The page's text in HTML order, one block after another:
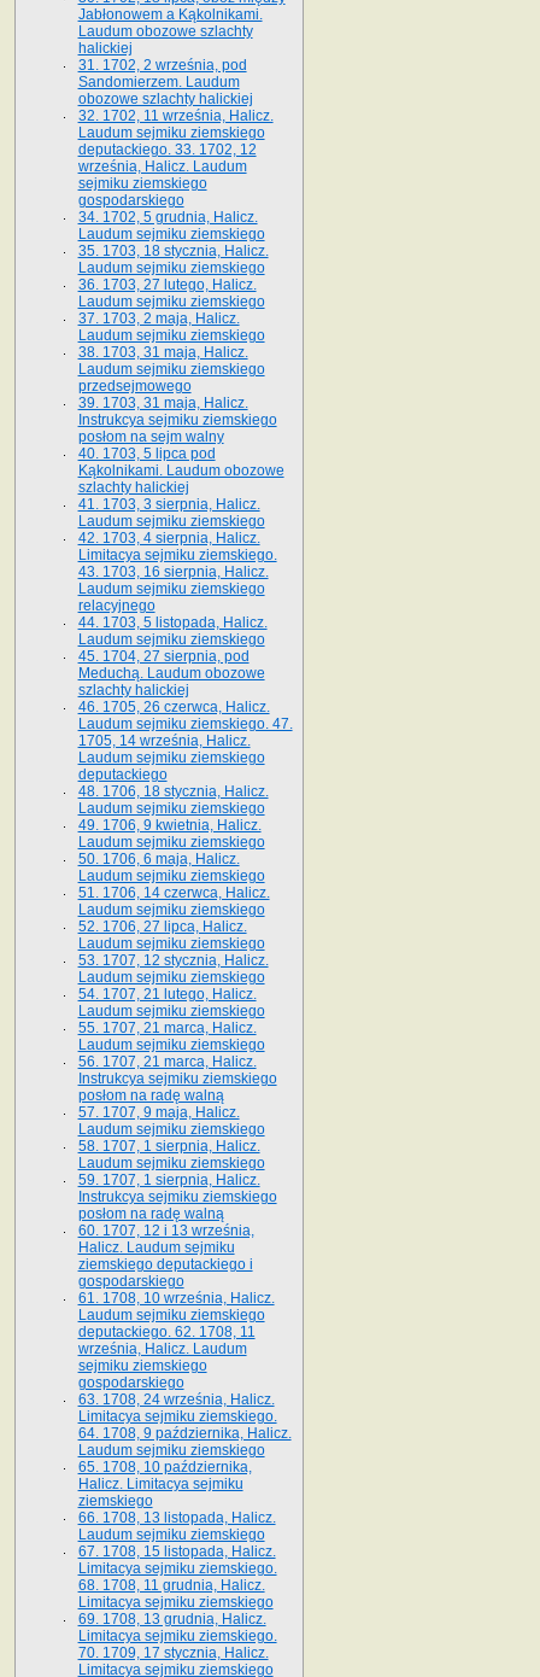
Jabłonowem a Kąkolnikami.
Laudum obozowe szlachty
halickiej
31. 1702, 2 września, pod
Sandomierzem. Laudum
obozowe szlachty halickiej
32. 1702, 11 września, Halicz.
Laudum sejmiku ziemskiego
deputackiego. 33. 1702, 12
września, Halicz. Laudum
sejmiku ziemskiego
gospodarskiego
34. 1702, 5 grudnia, Halicz.
Laudum sejmiku ziemskiego
35. 1703, 18 stycznia, Halicz.
Laudum sejmiku ziemskiego
36. 1703, 27 lutego, Halicz.
Laudum sejmiku ziemskiego
37. 1703, 2 maja, Halicz.
Laudum sejmiku ziemskiego
38. 1703, 31 maja, Halicz.
Laudum sejmiku ziemskiego
przedsejmowego
39. 1703, 31 maja, Halicz.
Instrukcya sejmiku ziemskiego
posłom na sejm walny
40. 1703, 5 lipca pod
Kąkolnikami. Laudum obozowe
szlachty halickiej
41­. 1703, 3 sierpnia, Halicz.
Laudum sejmiku ziemskiego
42. 1703, 4 sierpnia, Halicz.
Limitacya sejmiku ziemskiego.
43. 1703, 16 sierpnia, Halicz.
Laudum sejmiku ziemskiego
relacyjnego
44. 1703, 5 listopada, Halicz.
Laudum sejmiku ziemskiego
45. 1704, 27 sierpnia, pod
Meduchą. Laudum obozowe
szlachty halickiej
46. 1705, 26 czerwca, Halicz.
Laudum sejmiku ziemskiego. 47.
1705, 14 września, Halicz.
Laudum sejmiku ziemskiego
deputackiego
48. 1706, 18 stycznia, Halicz.
Laudum sejmiku ziemskiego
49. 1706, 9 kwietnia, Halicz.
Laudum sejmiku ziemskiego
50. 1706, 6 maja, Halicz.
Laudum sejmiku ziemskiego
51. 1706, 14 czerwca, Halicz.
Laudum sejmiku ziemskiego
52. 1706, 27 lipca, Halicz.
Laudum sejmiku ziemskiego
53. 1707, 12 stycznia, Halicz.
Laudum sejmiku ziemskiego
54. 1707, 21 lutego, Halicz.
Laudum sejmiku ziemskiego
55. 1707, 21 marca, Halicz.
Laudum sejmiku ziemskiego
56. 1707, 21 marca, Halicz.
Instrukcya sejmiku ziemskiego
posłom na radę walną
57. 1707, 9 maja, Halicz.
Laudum sejmiku ziemskiego
58. 1707, 1 sierpnia, Halicz.
Laudum sejmiku ziemskiego
59. 1707, 1 sierpnia, Halicz.
Instrukcya sejmiku ziemskiego
posłom na radę walną
60. 1707, 12 i 13 września,
Halicz. Laudum sejmiku
ziemskiego deputackiego i
gospodarskiego
61. 1708, 10 września, Halicz.
Laudum sejmiku ziemskiego
deputackiego. 62. 1708, 11
września, Halicz. Laudum
sejmiku ziemskiego
gospodarskiego
63. 1708, 24 września, Halicz.
Limitacya sejmiku ziemskiego.
64. 1708, 9 października, Halicz.
Laudum sejmiku ziemskiego
65­. 1708, 10 października,
Halicz. Limitacya sejmiku
ziemskiego
66. 1708, 13 listopada, Halicz.
Laudum sejmiku ziemskiego
67. 1708, 15 listopada, Halicz.
Limitacya sejmiku ziemskiego.
68. 1708, 11 grudnia, Halicz.
Limitacya sejmiku ziemskiego
69. 1708, 13 grudnia, Halicz.
Limitacya sejmiku ziemskiego.
70. 1709, 17 stycznia, Halicz.
Limitacya sejmiku ziemskiego